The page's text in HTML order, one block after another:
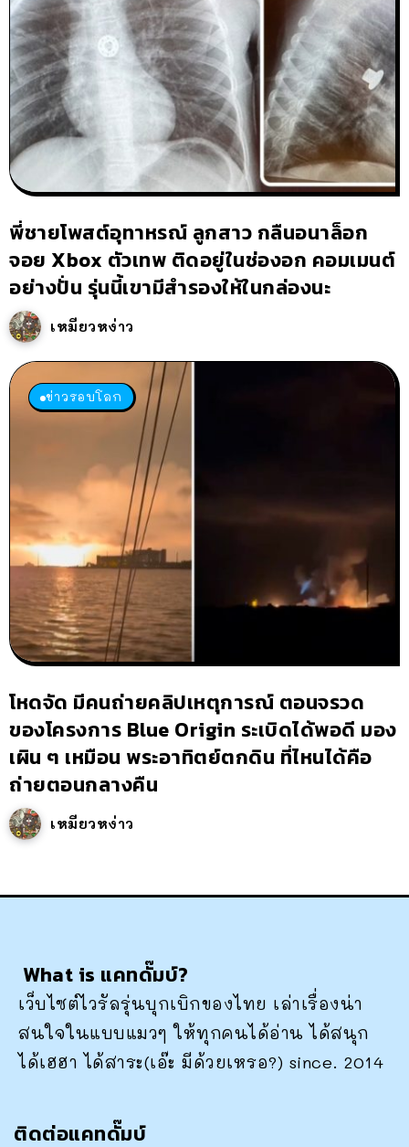
พี่ชายโพสต์อุทาหรณ์ ลูกสาว กลืนอนาล็อก
จอย Xbox ตัวเทพ ติดอยู่ในช่องอก คอมเมนต์
อย่างปั่น รุ่นนี้เขามีสำรองให้ในกล่องนะ
เหมียวหง่าว
ข่าวรอบโลก
โหดจัด มีคนถ่ายคลิปเหตุการณ์ ตอนจรวด
ของโครงการ Blue Origin ระเบิดได้พอดี มอง
เผิน ๆ เหมือน พระอาทิตย์ตกดิน ที่ไหนได้คือ
ถ่ายตอนกลางคืน
เหมียวหง่าว
What is แคทดั๊มบ์?
เว็บไซต์ไวรัลรุ่นบุกเบิกของไทย เล่าเรื่องน่า
สนใจในแบบแมวๆ ให้ทุกคนได้อ่าน ได้สนุก
ได้เฮฮา ได้สาระ(เอ๊ะ มีด้วยเหรอ?) since. 2014
ติดต่อแคทดั๊มบ์